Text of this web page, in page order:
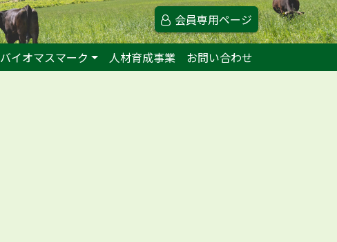
会員専用ページ
バイオマスマーク 人材育成事業 お問い合わせ